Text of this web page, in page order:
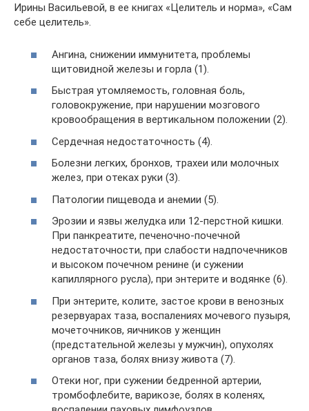
Ирины Васильевой, в ее книгах «Целитель и норма», «Сам
себе целитель».
Ангина, снижении иммунитета, проблемы
щитовидной железы и горла (1).
Быстрая утомляемость, головная боль,
головокружение, при нарушении мозгового
кровообращения в вертикальном положении (2).
Сердечная недостаточность (4).
Болезни легких, бронхов, трахеи или молочных
желез, при отеках руки (3).
Патологии пищевода и анемии (5).
Эрозии и язвы желудка или 12-перстной кишки.
При панкреатите, печеночно-почечной
недостаточности, при слабости надпочечников
и высоком почечном ренине (и сужении
капиллярного русла), при энтерите и водянке (6).
При энтерите, колите, застое крови в венозных
резервуарах таза, воспалениях мочевого пузыря,
мочеточников, яичников у женщин
(предстательной железы у мужчин), опухолях
органов таза, болях внизу живота (7).
Отеки ног, при сужении бедренной артерии,
тромбофлебите, варикозе, болях в коленях,